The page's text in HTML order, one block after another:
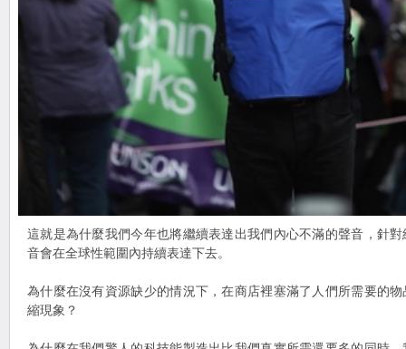
這就是為什麼我們今年也將繼續表達出我們內心不滿的聲音，針
音會在全球性範圍內持續表達下去。
為什麼在沒有資源缺少的情況下，在商店裡塞滿了人們所需要的
縮現象？